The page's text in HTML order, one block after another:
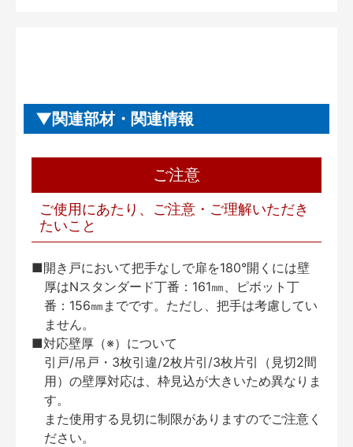
関連部材・関連情報
ご注意
ご使用にあたり、ご注意・ご理解いただき
たいこと
■開き戸において把手なしで扉を180°開くには壁
厚はNスタンダード丁番：161㎜、ピボット丁
番：156㎜までです。ただし、把手は考慮してい
ません。
■対応壁厚（※）について
引戸/吊戸・3枚引違/2枚片引/3枚片引（見切2間
用）の壁厚対応は、枠見込が大きいため異なりま
す。
また使用する見切に制限がありますのでご注意く
ださい。